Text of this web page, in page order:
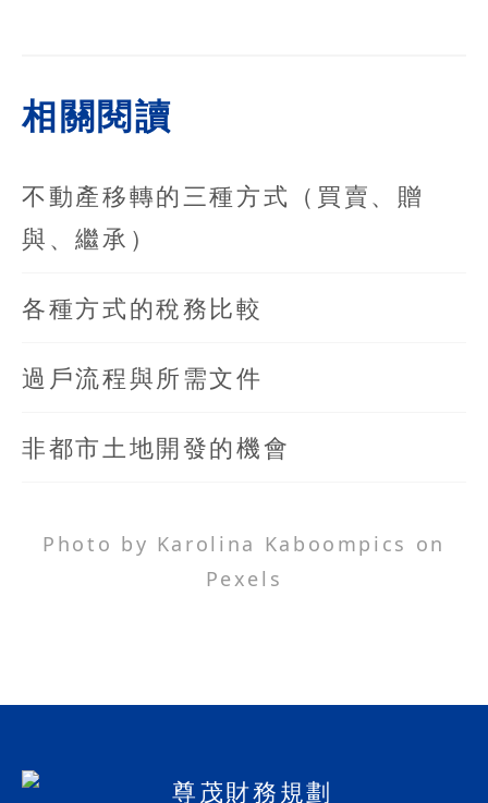
相關閱讀
不動產移轉的三種方式（買賣、贈
與、繼承）
各種方式的稅務比較
過戶流程與所需文件
非都市土地開發的機會
Photo by Karolina Kaboompics on
Pexels